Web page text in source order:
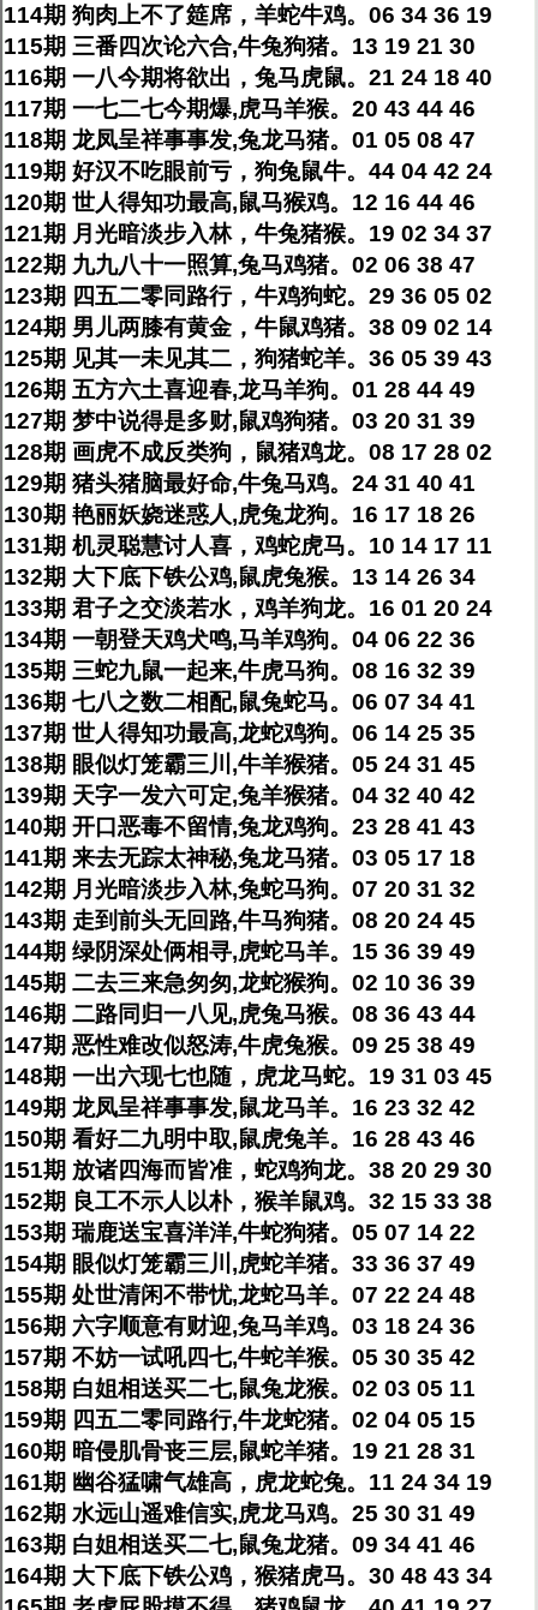
114期 狗肉上不了筵席，羊蛇牛鸡。06 34 36 19
115期 三番四次论六合,牛兔狗猪。13 19 21 30
116期 一八今期将欲出，兔马虎鼠。21 24 18 40
117期 一七二七今期爆,虎马羊猴。20 43 44 46
118期 龙凤呈祥事事发,兔龙马猪。01 05 08 47
119期 好汉不吃眼前亏，狗兔鼠牛。44 04 42 24
120期 世人得知功最高,鼠马猴鸡。12 16 44 46
121期 月光暗淡步入林，牛兔猪猴。19 02 34 37
122期 九九八十一照算,兔马鸡猪。02 06 38 47
123期 四五二零同路行，牛鸡狗蛇。29 36 05 02
124期 男儿两膝有黄金，牛鼠鸡猪。38 09 02 14
125期 见其一未见其二，狗猪蛇羊。36 05 39 43
126期 五方六土喜迎春,龙马羊狗。01 28 44 49
127期 梦中说得是多财,鼠鸡狗猪。03 20 31 39
128期 画虎不成反类狗，鼠猪鸡龙。08 17 28 02
129期 猪头猪脑最好命,牛兔马鸡。24 31 40 41
130期 艳丽妖娆迷惑人,虎兔龙狗。16 17 18 26
131期 机灵聪慧讨人喜，鸡蛇虎马。10 14 17 11
132期 大下底下铁公鸡,鼠虎兔猴。13 14 26 34
133期 君子之交淡若水，鸡羊狗龙。16 01 20 24
134期 一朝登天鸡犬鸣,马羊鸡狗。04 06 22 36
135期 三蛇九鼠一起来,牛虎马狗。08 16 32 39
136期 七八之数二相配,鼠兔蛇马。06 07 34 41
137期 世人得知功最高,龙蛇鸡狗。06 14 25 35
138期 眼似灯笼霸三川,牛羊猴猪。05 24 31 45
139期 天字一发六可定,兔羊猴猪。04 32 40 42
140期 开口恶毒不留情,兔龙鸡狗。23 28 41 43
141期 来去无踪太神秘,兔龙马猪。03 05 17 18
142期 月光暗淡步入林,兔蛇马狗。07 20 31 32
143期 走到前头无回路,牛马狗猪。08 20 24 45
144期 绿阴深处俩相寻,虎蛇马羊。15 36 39 49
145期 二去三来急匆匆,龙蛇猴狗。02 10 36 39
146期 二路同归一八见,虎兔马猴。08 36 43 44
147期 恶性难改似怒涛,牛虎兔猴。09 25 38 49
148期 一出六现七也随，虎龙马蛇。19 31 03 45
149期 龙凤呈祥事事发,鼠龙马羊。16 23 32 42
150期 看好二九明中取,鼠虎兔羊。16 28 43 46
151期 放诸四海而皆准，蛇鸡狗龙。38 20 29 30
152期 良工不示人以朴，猴羊鼠鸡。32 15 33 38
153期 瑞鹿送宝喜洋洋,牛蛇狗猪。05 07 14 22
154期 眼似灯笼霸三川,虎蛇羊猪。33 36 37 49
155期 处世清闲不带忧,龙蛇马羊。07 22 24 48
156期 六字顺意有财迎,兔马羊鸡。03 18 24 36
157期 不妨一试吼四七,牛蛇羊猴。05 30 35 42
158期 白姐相送买二七,鼠兔龙猴。02 03 05 11
159期 四五二零同路行,牛龙蛇猪。02 04 05 15
160期 暗侵肌骨丧三层,鼠蛇羊猪。19 21 28 31
161期 幽谷猛啸气雄高，虎龙蛇兔。11 24 34 19
162期 水远山遥难信实,虎龙马鸡。25 30 31 49
163期 白姐相送买二七,鼠兔龙猪。09 34 41 46
164期 大下底下铁公鸡，猴猪虎马。30 48 43 34